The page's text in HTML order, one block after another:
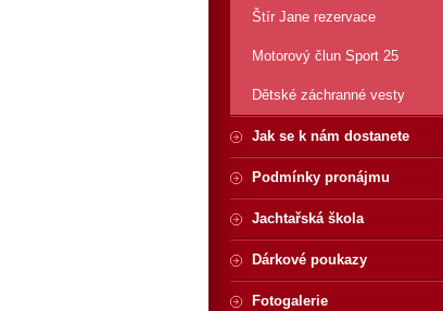
Štír Jane rezervace
Motorový člun Sport 25
Dětské záchranné vesty
Jak se k nám dostanete
Podmínky pronájmu
Jachtařská škola
Dárkové poukazy
Fotogalerie